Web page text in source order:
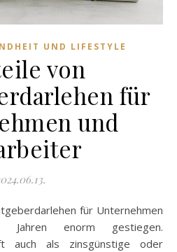
UND LIFESTYLE
von
für
und
enorm gestiegen.
auch als zinsgünstige oder